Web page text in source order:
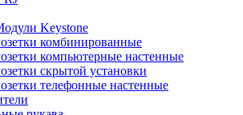
Keystone
комбинированные
компьютерные настенные
скрытой установки
телефонные настенные